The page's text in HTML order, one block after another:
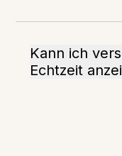
Kann ich
Echtzeit